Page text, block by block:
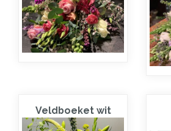
Veldboeket wit